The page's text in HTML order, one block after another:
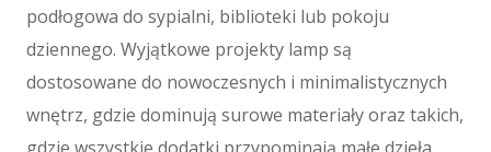
Maszyny
Narzędzia
Przemysł Metalowy
Spedycja
Transport
podłogowa do sypialni, biblioteki lub pokoju
dziennego. Wyjątkowe projekty lamp są
dostosowane do nowoczesnych i minimalistycznych
wnętrz, gdzie dominują surowe materiały oraz takich,